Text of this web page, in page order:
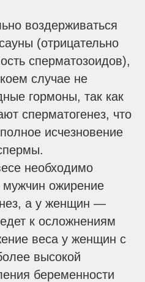
воздерживаться
(отрицательно
сперматозоидов),
случае не
гормоны, так как
сперматогенез, что
исчезновение
необходимо
мужчин ожирение
а у женщин —
к осложнениям
веса у женщин с
высокой
беременности